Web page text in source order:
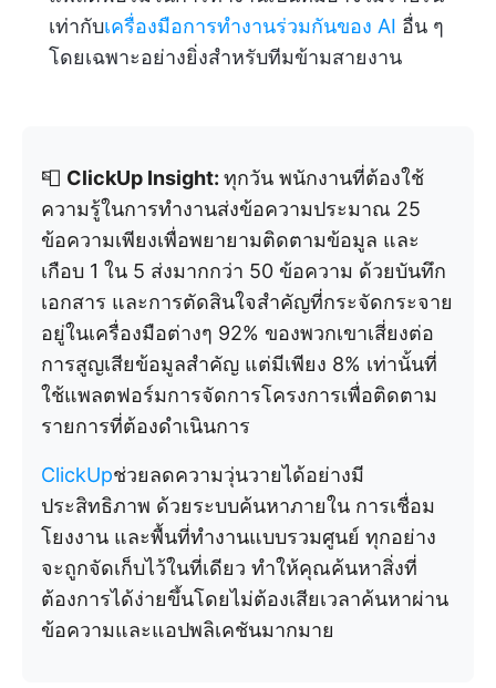
เท่ากับเครื่องมือการทำงานร่วมกันของ AI อื่น ๆ
โดยเฉพาะอย่างยิ่งสำหรับทีมข้ามสายงาน
📮 ClickUp Insight: ทุกวัน พนักงานที่ต้องใช้
ความรู้ในการทำงานส่งข้อความประมาณ 25
ข้อความเพียงเพื่อพยายามติดตามข้อมูล และ
เกือบ 1 ใน 5 ส่งมากกว่า 50 ข้อความ ด้วยบันทึก
เอกสาร และการตัดสินใจสำคัญที่กระจัดกระจาย
อยู่ในเครื่องมือต่างๆ 92% ของพวกเขาเสี่ยงต่อ
การสูญเสียข้อมูลสำคัญ แต่มีเพียง 8% เท่านั้นที่
ใช้แพลตฟอร์มการจัดการโครงการเพื่อติดตาม
รายการที่ต้องดำเนินการ
ClickUpช่วยลดความวุ่นวายได้อย่างมี
ประสิทธิภาพ ด้วยระบบค้นหาภายใน การเชื่อม
โยงงาน และพื้นที่ทำงานแบบรวมศูนย์ ทุกอย่าง
จะถูกจัดเก็บไว้ในที่เดียว ทำให้คุณค้นหาสิ่งที่
ต้องการได้ง่ายขึ้นโดยไม่ต้องเสียเวลาค้นหาผ่าน
ข้อความและแอปพลิเคชันมากมาย